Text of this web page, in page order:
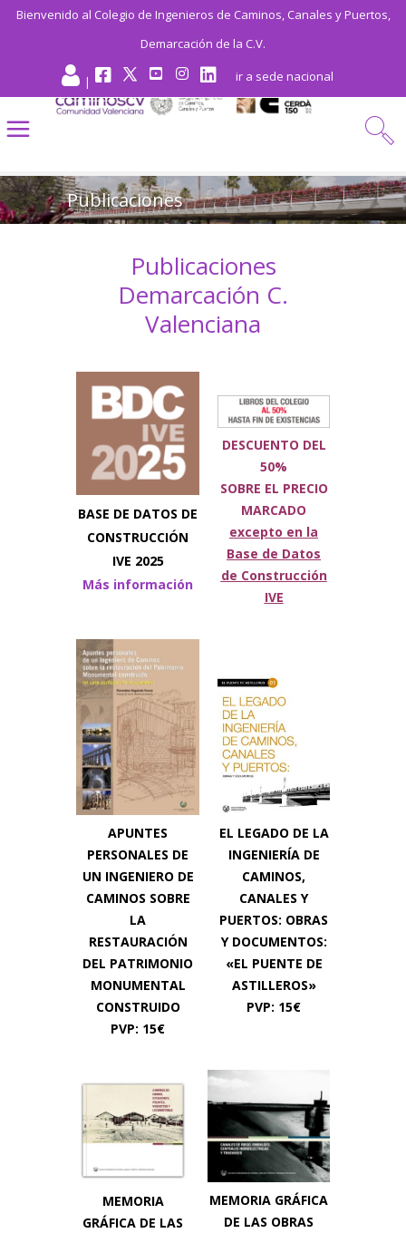
Bienvenido al Colegio de Ingenieros de Caminos, Canales y Puertos,
Demarcación de la C.V.
| ir a sede nacional
Publicaciones
Publicaciones
Demarcación C.
Valenciana
BASE DE DATOS DE
CONSTRUCCIÓN
IVE 2025
Más información
DESCUENTO DEL
50%
SOBRE EL PRECIO
MARCADO
excepto en la
Base de Datos
de Construcción
IVE
APUNTES
PERSONALES DE
UN INGENIERO DE
CAMINOS SOBRE
LA
RESTAURACIÓN
DEL PATRIMONIO
MONUMENTAL
CONSTRUIDO
PVP: 15€
EL LEGADO DE LA
INGENIERÍA DE
CAMINOS,
CANALES Y
PUERTOS: OBRAS
Y DOCUMENTOS:
«EL PUENTE DE
ASTILLEROS»
PVP: 15€
MEMORIA
GRÁFICA DE LAS
MEMORIA GRÁFICA
DE LAS OBRAS